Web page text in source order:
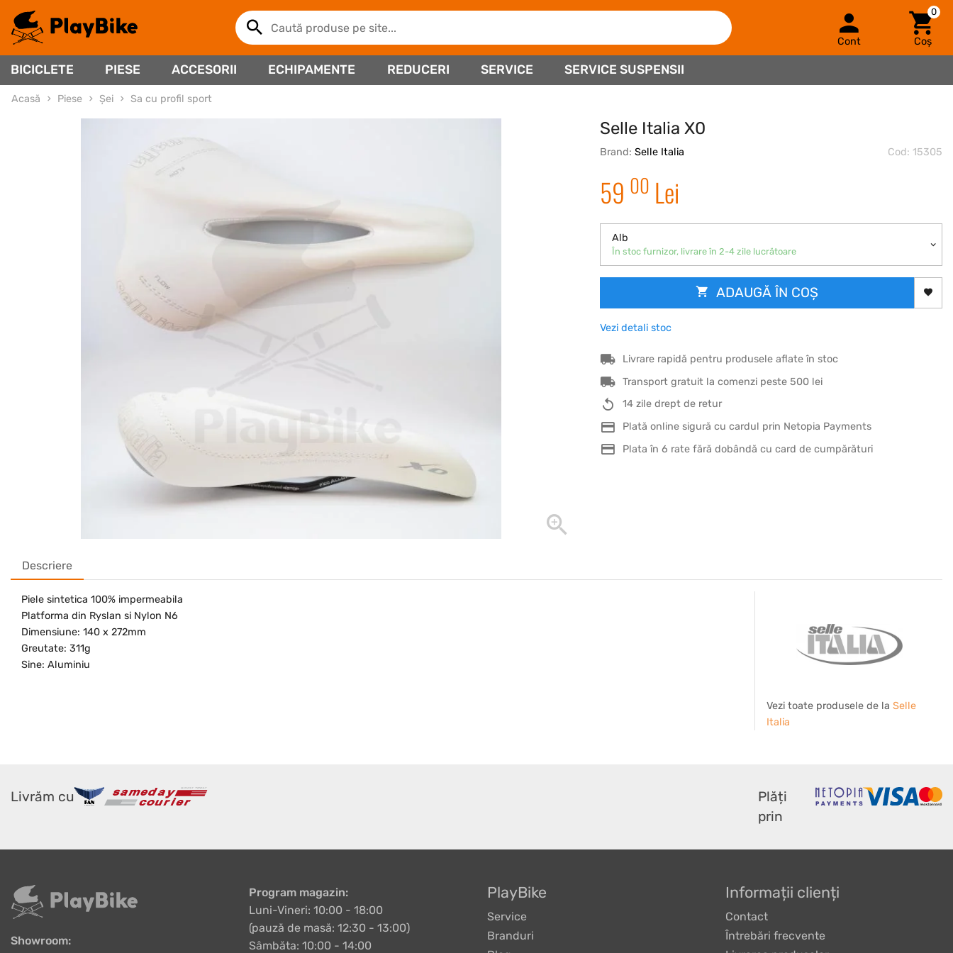
Cont Coș
0
BICICLETE PIESE ACCESORII ECHIPAMENTE REDUCERI SERVICE SERVICE SUSPENSII
Acasă Piese Șei Sa cu profil sport
Selle Italia X0
Brand:Selle Italia Cod: 15305
59 00 Lei
Alb
În stoc furnizor, livrare în 2-4 zile lucrătoare
ADAUGĂ ÎN COȘ
Vezi detali stoc
Livrare rapidă pentru produsele aflate în stoc
Transport gratuit la comenzi peste 500 lei
14 zile drept de retur
Plată online sigură cu cardul prin Netopia Payments
Plata în 6 rate fără dobândă cu card de cumpărături
Descriere
Piele sintetica 100% impermeabila
Platforma din Ryslan si Nylon N6
Dimensiune: 140 x 272mm
Greutate: 311g
Sine: Aluminiu
Vezi toate produsele de la Selle
Italia
Livrăm cu
Plăți
prin
Showroom:
Program magazin:
Luni-Vineri: 10:00 - 18:00
(pauză de masă: 12:30 - 13:00)
Sâmbăta: 10:00 - 14:00
PlayBike
Service
Branduri
Informații clienți
Contact
Întrebări frecvente